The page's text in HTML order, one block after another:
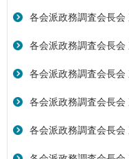
各会派政務調査会長会
各会派政務調査会長会
各会派政務調査会長会
各会派政務調査会長会
各会派政務調査会長会